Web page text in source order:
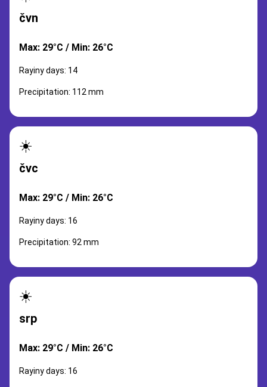
čvn
Max: 29°C / Min: 26°C
Rayiny days: 14
Precipitation: 112 mm
☀️
čvc
Max: 29°C / Min: 26°C
Rayiny days: 16
Precipitation: 92 mm
☀️
srp
Max: 29°C / Min: 26°C
Rayiny days: 16